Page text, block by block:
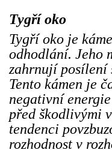
Tygří oko
Tygří oko je
odhodlání. Jeho
zahrnují posílení
Tento kámen je
negativní
před škodlivými
tendenci
rozhodnost v